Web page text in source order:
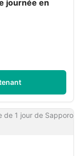
journée en